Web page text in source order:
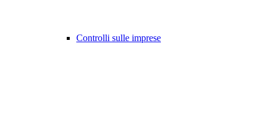
Controlli sulle imprese